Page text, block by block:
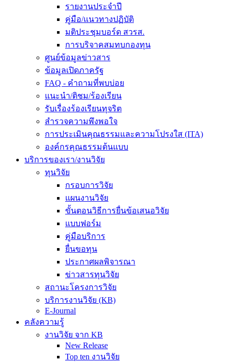
รายงานประจำปี
คู่มือ/แนวทางปฏิบัติ
มติประชุมบอร์ด สวรส.
การบริจาคสมทบกองทุน
ศูนย์ข้อมูลข่าวสาร
ข้อมูลเปิดภาครัฐ
FAQ - คำถามที่พบบ่อย
แนะนำ/ติชม/ร้องเรียน
รับเรื่องร้องเรียนทุจริต
สำรวจความพึงพอใจ
การประเมินคุณธรรมและความโปรงใส (ITA)
องค์กรคุณธรรมต้นแบบ
บริการของเรา/งานวิจัย
ทุนวิจัย
กรอบการวิจัย
แผนงานวิจัย
ขั้นตอนวิธีการยื่นข้อเสนอวิจัย
แบบฟอร์ม
คู่มือบริการ
ยื่นขอทุน
ประกาศผลพิจารณา
ข่าวสารทุนวิจัย
สถานะโครงการวิจัย
บริการงานวิจัย (KB)
E-Journal
คลังความรู้
งานวิจัย จาก KB
New Release
Top ten งานวิจัย